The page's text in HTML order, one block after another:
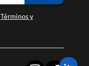
Términos y